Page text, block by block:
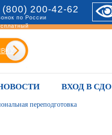
(800) 200-42-62
по России
ВХОД В СДО
переподготовка